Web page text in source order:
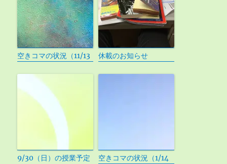
空きコマの状況（11/13 休載のお知らせ
9/30（日）の授業予定
空きコマの状況（1/14